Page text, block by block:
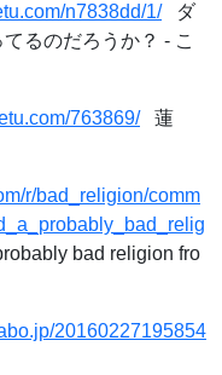
n7838dd/1/ダ
るのだろうか？ - こ
763869/蓮
r/bad_religion/comm
bad religion fro
20160227195854